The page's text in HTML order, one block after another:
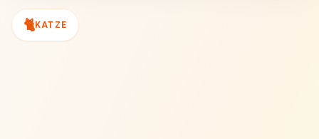
🐈KATZE